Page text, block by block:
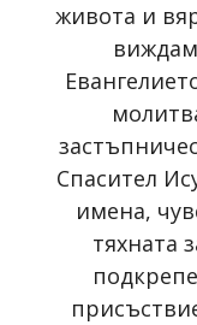
живота и
Спасител
имена,
тяхната